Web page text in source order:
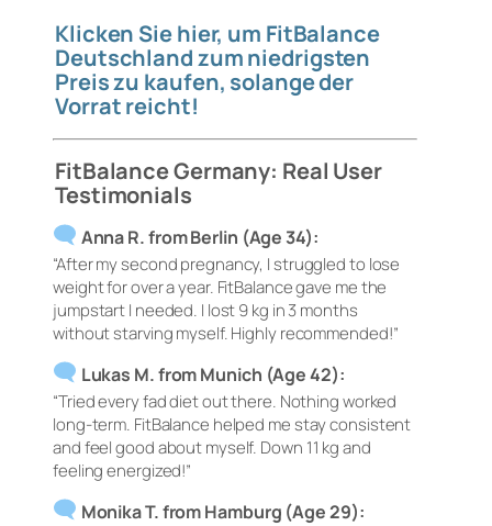
Klicken Sie hier, um FitBalance
Deutschland zum niedrigsten
Preis zu kaufen, solange der
Vorrat reicht!
FitBalance Germany: Real User
Testimonials
Anna R. from Berlin (Age 34):
“After my second pregnancy, I struggled to lose
weight for over a year. FitBalance gave me the
jumpstart I needed. I lost 9 kg in 3 months
without starving myself. Highly recommended!”
Lukas M. from Munich (Age 42):
“Tried every fad diet out there. Nothing worked
long-term. FitBalance helped me stay consistent
and feel good about myself. Down 11 kg and
feeling energized!”
Monika T. from Hamburg (Age 29):